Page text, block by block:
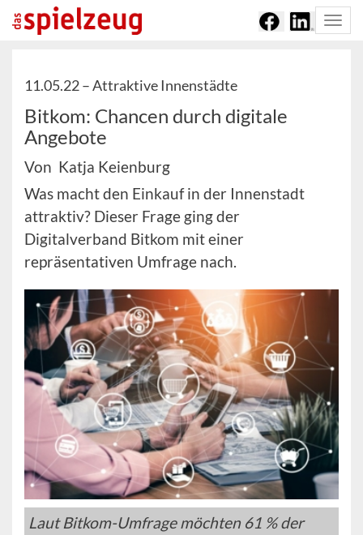
11.05.22 –Attraktive Innenstädte
Bitkom: Chancen durch digitale
Angebote
Von Katja Keienburg
Was macht den Einkauf in der Innenstadt
attraktiv? Dieser Frage ging der
Digitalverband Bitkom mit einer
repräsentativen Umfrage nach.
Laut Bitkom-Umfrage möchten 61 % der